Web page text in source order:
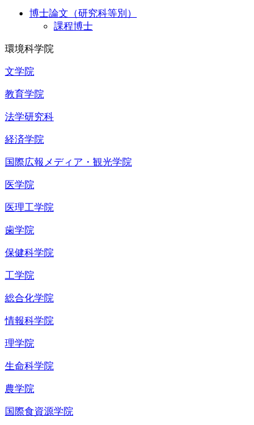
博士論文（研究科等別）
課程博士
環境科学院
文学院
教育学院
法学研究科
経済学院
国際広報メディア・観光学院
医学院
医理工学院
歯学院
保健科学院
工学院
総合化学院
情報科学院
理学院
生命科学院
農学院
国際食資源学院